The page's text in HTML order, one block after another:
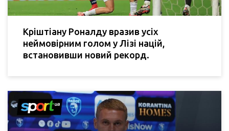
Кріштіану Роналду вразив усіх
неймовірним голом у Лізі націй,
встановивши новий рекорд.